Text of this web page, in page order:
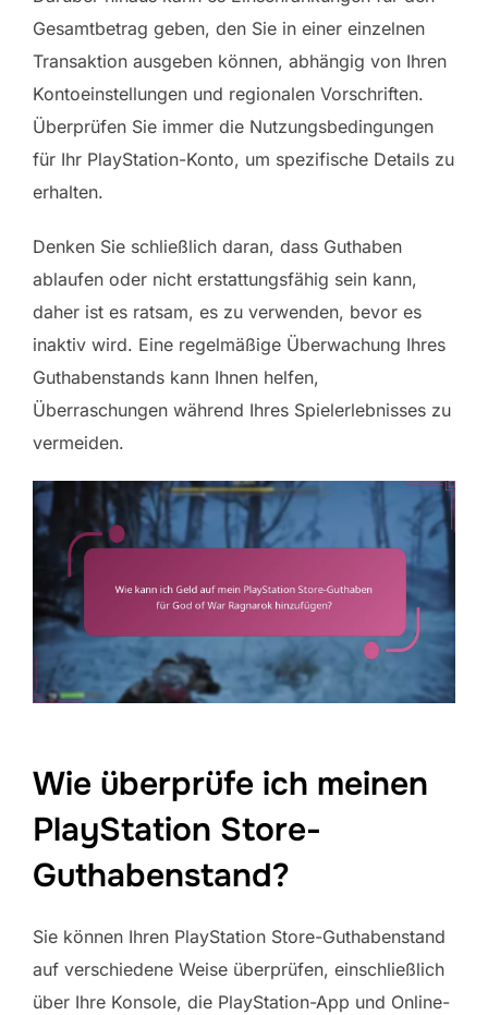
Gesamtbetrag geben, den Sie in einer einzelnen
Transaktion ausgeben können, abhängig von Ihren
Kontoeinstellungen und regionalen Vorschriften.
Überprüfen Sie immer die Nutzungsbedingungen
für Ihr PlayStation-Konto, um spezifische Details zu
erhalten.
Denken Sie schließlich daran, dass Guthaben
ablaufen oder nicht erstattungsfähig sein kann,
daher ist es ratsam, es zu verwenden, bevor es
inaktiv wird. Eine regelmäßige Überwachung Ihres
Guthabenstands kann Ihnen helfen,
Überraschungen während Ihres Spielerlebnisses zu
vermeiden.
Wie überprüfe ich meinen
PlayStation Store-
Guthabenstand?
Sie können Ihren PlayStation Store-Guthabenstand
auf verschiedene Weise überprüfen, einschließlich
über Ihre Konsole, die PlayStation-App und Online-